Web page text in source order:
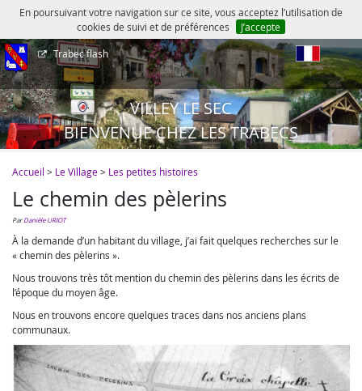
En poursuivant votre navigation sur ce site, vous acceptez l’utilisation de
cookies de suivi et de préférences
J’accepte
Trabec flash
VILLEY LE SEC
BIENVENUE CHEZ LES TRABECS
Accueil > Le Village> Les petites histoires
Le chemin des pèlerins
parDanièle URIOT
À la demande d’un habitant du village, j’ai fait quelques recherches sur le
« chemin des pèlerins ».
Nous trouvons très tôt mention du chemin des pèlerins dans les écrits de
l’époque du moyen âge.
Nous en trouvons encore quelques traces dans nos anciens plans
communaux.